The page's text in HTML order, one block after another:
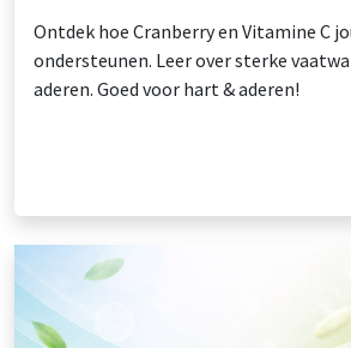
Ontdek hoe Cranberry en Vitamine C
ondersteunen. Leer over sterke
aderen. Goed voor hart & aderen!